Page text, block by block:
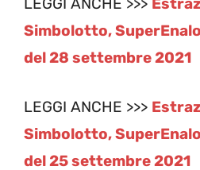
Simbolotto,
del 28 settembre 2021
LEGGI ANCHE >>>
Simbolotto,
del 25 settembre 2021